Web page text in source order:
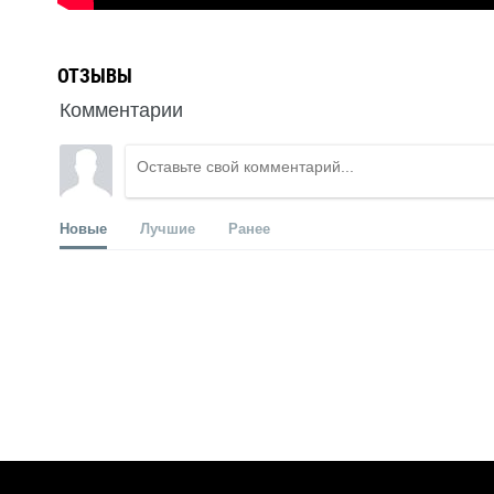
ОТЗЫВЫ
Комментарии
Новые Лучшие Ранее